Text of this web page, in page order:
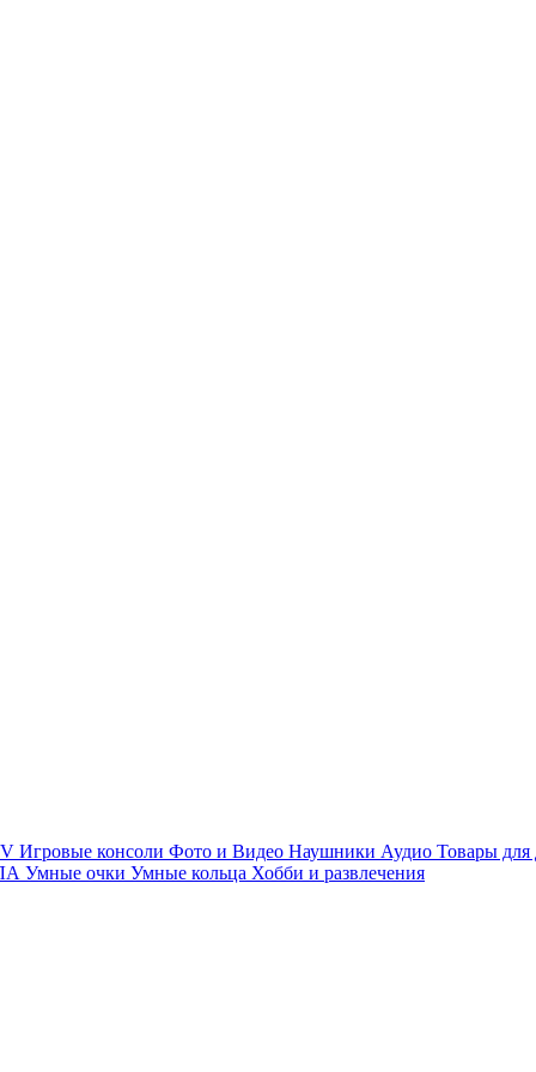
Игровые консоли Фото и Видео Наушники Аудио Товары для
Умные очки Умные кольца Хобби и развлечения